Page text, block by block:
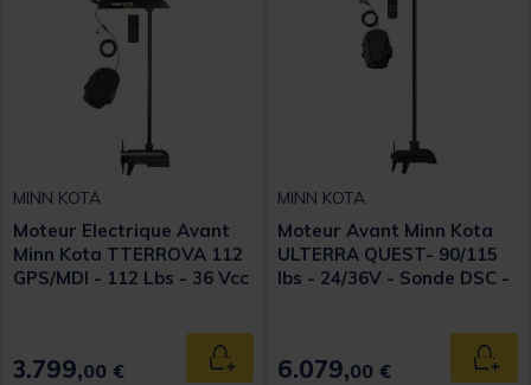
MINN KOTA
Moteur Electrique Avant
Minn Kota TTERROVA 112
GPS/MDI - 112 Lbs - 36 Vcc
3.799,00 € Ajouter au panier
MINN KOTA
Moteur Avant Minn Kota
ULTERRA QUEST- 90/115
lbs - 24/36V - Sonde DSC -
6.079,00 €